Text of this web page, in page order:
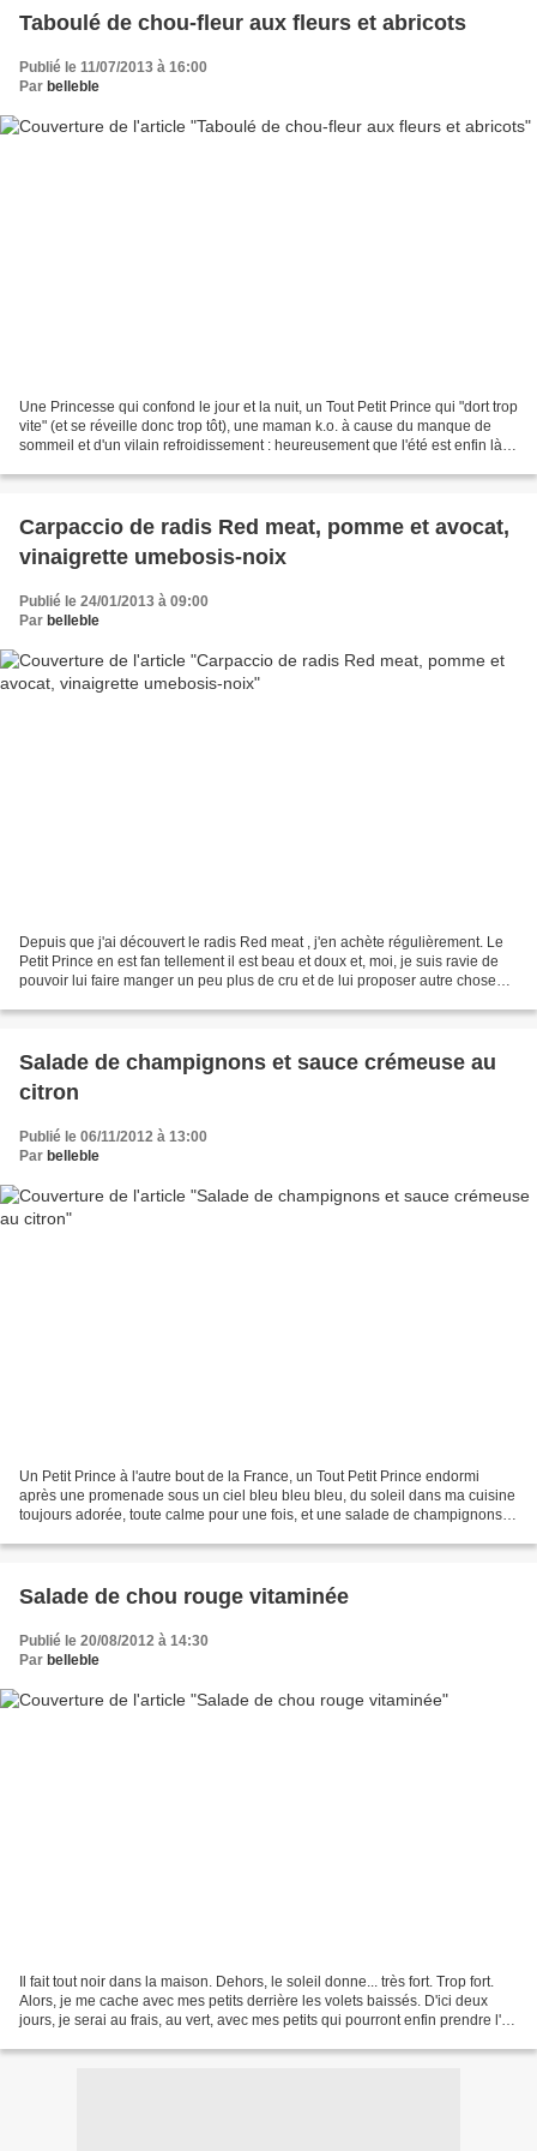
Taboulé de chou-fleur aux fleurs et abricots
Publié le 11/07/2013 à 16:00
Par belleble
Une Princesse qui confond le jour et la nuit, un Tout Petit Prince qui "dort trop
vite" (et se réveille donc trop tôt), une maman k.o. à cause du manque de
sommeil et d'un vilain refroidissement : heureusement que l'été est enfin là -
Carpaccio de radis Red meat, pomme et avocat,
vinaigrette umebosis-noix
Publié le 24/01/2013 à 09:00
Par belleble
Depuis que j'ai découvert le radis Red meat , j'en achète régulièrement. Le
Petit Prince en est fan tellement il est beau et doux et, moi, je suis ravie de
pouvoir lui faire manger un peu plus de cru et de lui proposer autre chose
Salade de champignons et sauce crémeuse au
citron
Publié le 06/11/2012 à 13:00
Par belleble
Un Petit Prince à l'autre bout de la France, un Tout Petit Prince endormi
après une promenade sous un ciel bleu bleu bleu, du soleil dans ma cuisine
toujours adorée, toute calme pour une fois, et une salade de champignons
Salade de chou rouge vitaminée
Publié le 20/08/2012 à 14:30
Par belleble
Il fait tout noir dans la maison. Dehors, le soleil donne... très fort. Trop fort.
Alors, je me cache avec mes petits derrière les volets baissés. D'ici deux
jours, je serai au frais, au vert, avec mes petits qui pourront enfin prendre l'air